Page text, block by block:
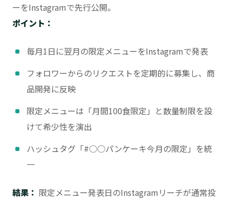
ーをInstagramで先行公開。
ポイント：
毎月1日に翌月の限定メニューをInstagramで発表
フォロワーからのリクエストを定期的に募集し、商
品開発に反映
限定メニューは「月間100食限定」と数量制限を設
けて希少性を演出
ハッシュタグ「#○○パンケーキ今月の限定」を統
一
結果： 限定メニュー発表日のInstagramリーチが通常投